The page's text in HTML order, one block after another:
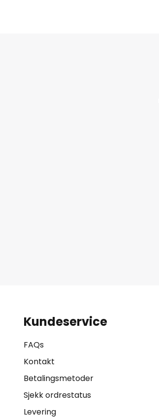
Kundeservice
FAQs
Kontakt
Betalingsmetoder
Sjekk ordrestatus
Levering